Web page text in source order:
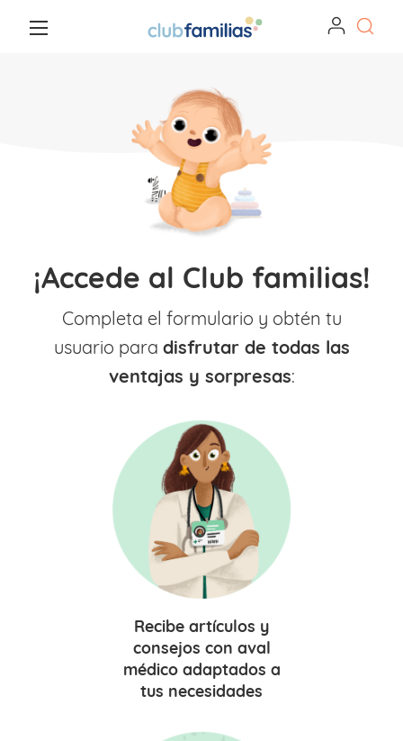
¡Accede al Club familias!
Completa el formulario y obtén tu
usuario para disfrutar de todas las
ventajas y sorpresas:
Recibe artículos y
consejos con aval
médico adaptados a
tus necesidades